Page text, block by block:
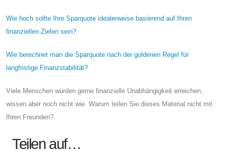
Wie hoch sollte Ihre Sparquote idealerweise basierend auf Ihren
finanziellen Zielen sein?
Wie berechnet man die Sparquote nach der goldenen Regel für
langfristige Finanzstabilität?
Viele Menschen würden gerne finanzielle Unabhängigkeit erreichen,
wissen aber noch nicht wie. Warum teilen Sie dieses Material nicht mit
Ihren Freunden?
Teilen auf…